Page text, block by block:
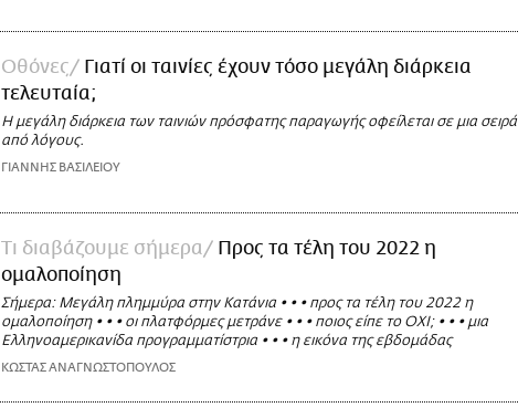
Οθόνες
Γιατί οι ταινίες έχουν τόσο μεγάλη διάρκεια
τελευταία;
Η μεγάλη διάρκεια των ταινιών πρόσφατης παραγωγής οφείλεται σε μια σειρά
από λόγους.
ΓΙΑΝΝΗΣ ΒΑΣΙΛΕΙΟΥ
Τι διαβάζουμε σήμερα
Προς τα τέλη του 2022 η
ομαλοποίηση
Σήμερα: Μεγάλη πλημμύρα στην Κατάνια • • • προς τα τέλη του 2022 η
ομαλοποίηση • • • οι πλατφόρμες μετράνε • • • ποιος είπε το ΟΧΙ; • • • μια
Ελληνοαμερικανίδα προγραμματίστρια • • • η εικόνα της εβδομάδας
ΚΩΣΤΑΣ ΑΝΑΓΝΩΣΤΟΠΟΥΛΟΣ